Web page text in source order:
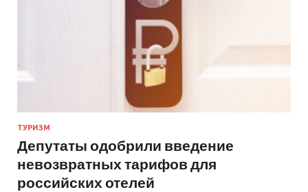
ТУРИЗМ
Депутаты одобрили введение
невозвратных тарифов для
российских отелей